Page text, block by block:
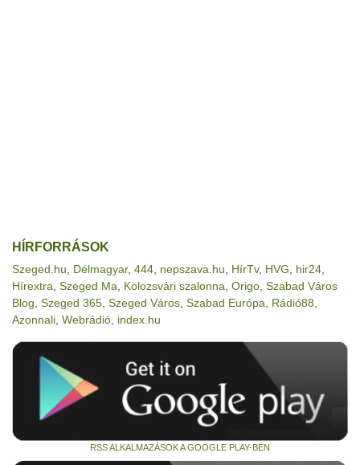
HÍRFORRÁSOK
Szeged.hu Délmagyar, 444 nepszava.hu HírTv, HVG hir24
Hírextra Szeged Ma Kolozsvári szalonna Origo Szabad Város
Blog Szeged 365 Szeged Város Szabad Európa Rádió88
Azonnali Webrádió index.hu
RSS ALKALMAZÁSOK A GOOGLE PLAY-BEN